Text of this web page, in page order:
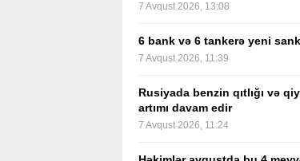
7 Avqust 2026, 13:08
6 bank və 6 tankerə yeni
7 Avqust 2026, 11:39
Rusiyada benzin qıtlığı və
artımı davam edir
7 Avqust 2026, 11:24